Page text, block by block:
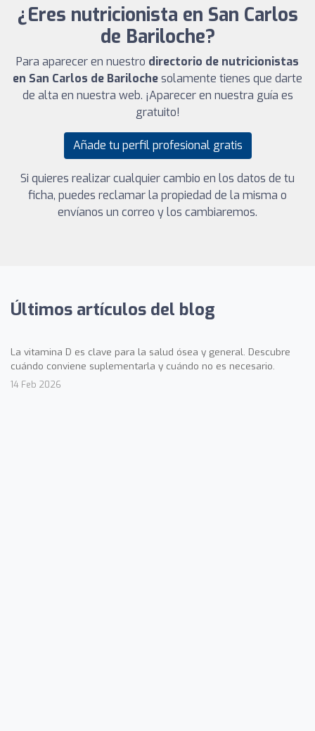
¿Eres nutricionista en San Carlos
de Bariloche?
Para aparecer en nuestro directorio de nutricionistas
en San Carlos de Barilochesolamente tienes que darte
de alta en nuestra web. ¡Aparecer en nuestra guía es
gratuito!
Añade tu perfil profesional gratis
Si quieres realizar cualquier cambio en los datos de tu
ficha, puedes reclamar la propiedad de la misma o
envíanos un correo y los cambiaremos.
Últimos artículos del blog
La vitamina D es clave para la salud ósea y general. Descubre
cuándo conviene suplementarla y cuándo no es necesario.
14 Feb 2026